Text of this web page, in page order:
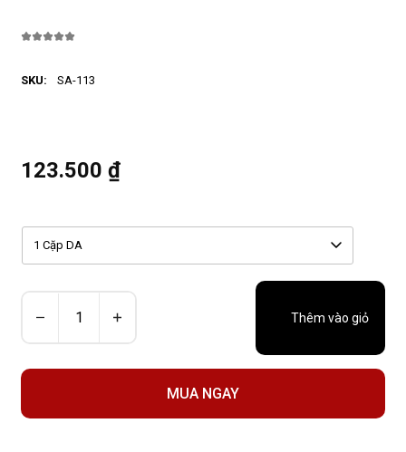
SKU: SA-113
123.500 ₫
Thêm vào giỏ
MUA NGAY
1 Cặp DA